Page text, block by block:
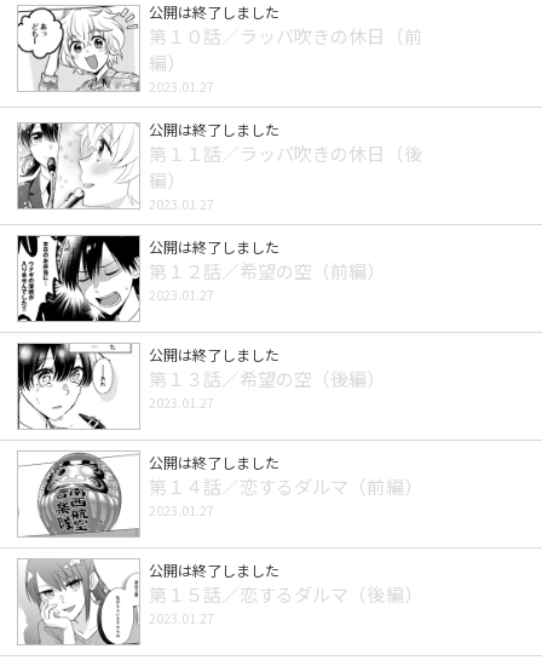
公開は終了しました
第１０話／ラッパ吹きの休日（前
編）
2023.01.27
公開は終了しました
第１１話／ラッパ吹きの休日（後
編）
2023.01.27
公開は終了しました
第１２話／希望の空（前編）
2023.01.27
公開は終了しました
第１３話／希望の空（後編）
2023.01.27
公開は終了しました
第１４話／恋するダルマ（前編）
2023.01.27
公開は終了しました
第１５話／恋するダルマ（後編）
2023.01.27